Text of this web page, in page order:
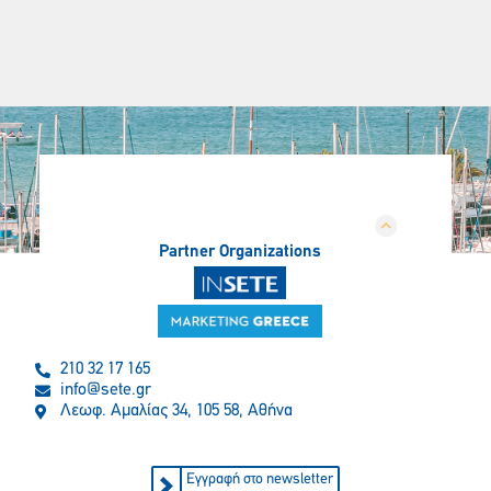
Partner Organizations
210 32 17 165
info@sete.gr
Λεωφ. Αμαλίας 34, 105 58, Αθήνα
Εγγραφή στο newsletter